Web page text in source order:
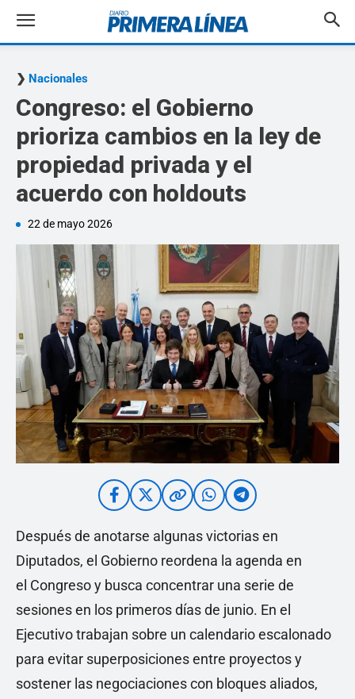
Nacionales
Congreso: el Gobierno
prioriza cambios en la ley de
propiedad privada y el
acuerdo con holdouts
22 de mayo 2026
Después de anotarse algunas victorias en
Diputados, el Gobierno reordena la agenda en
el Congreso y busca concentrar una serie de
sesiones en los primeros días de junio. En el
Ejecutivo trabajan sobre un calendario escalonado
para evitar superposiciones entre proyectos y
sostener las negociaciones con bloques aliados,